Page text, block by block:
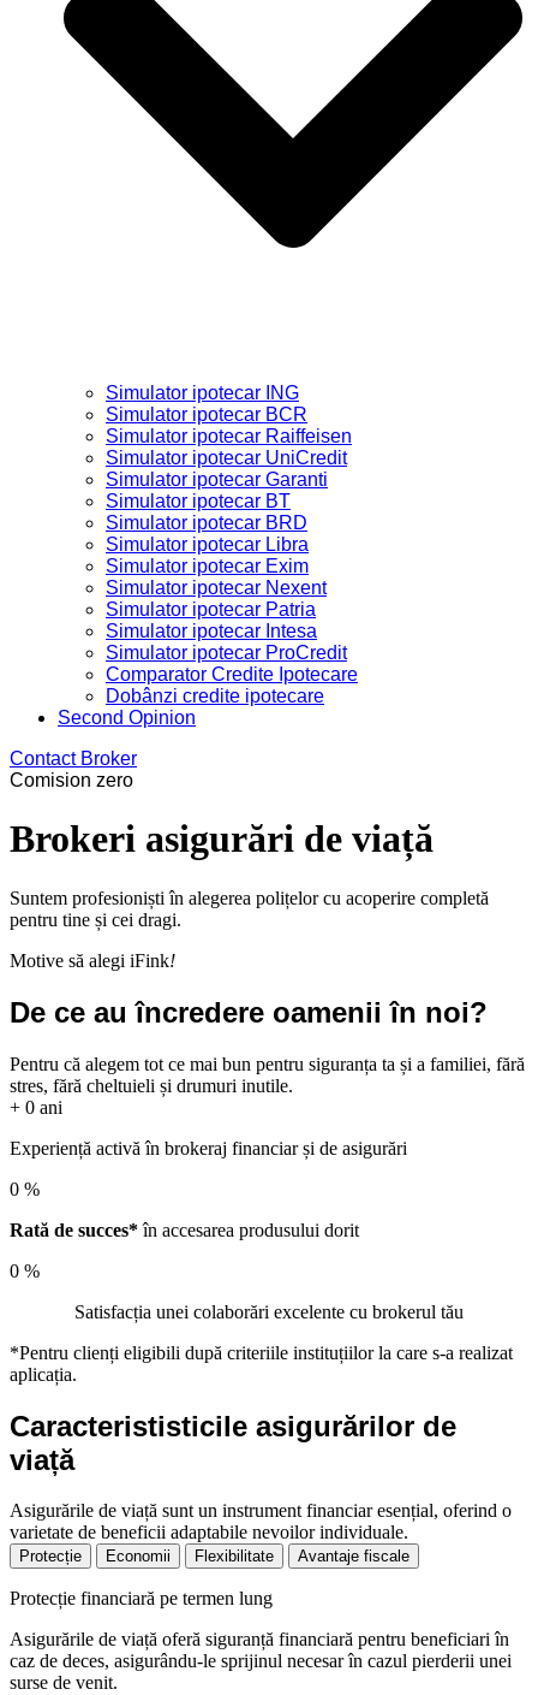
Simulator ipotecar ING
Simulator ipotecar BCR
Simulator ipotecar Raiffeisen
Simulator ipotecar UniCredit
Simulator ipotecar Garanti
Simulator ipotecar BT
Simulator ipotecar BRD
Simulator ipotecar Libra
Simulator ipotecar Exim
Simulator ipotecar Nexent
Simulator ipotecar Patria
Simulator ipotecar Intesa
Simulator ipotecar ProCredit
Comparator Credite Ipotecare
Dobânzi credite ipotecare
Second Opinion
Contact Broker
Comision zero
Brokeri asigurări de viață
Suntem profesioniști în alegerea polițelor cu acoperire completă
pentru tine și cei dragi.
Motive să alegi iFink!
De ce au încredere oamenii în noi?
Pentru că alegem tot ce mai bun pentru siguranța ta și a familiei, fără
stres, fără cheltuieli și drumuri inutile.
+ 0 ani
Experiență activă în brokeraj financiar și de asigurări
0 %
Rată de succes*în accesarea produsului dorit
0 %
Satisfacția unei colaborări excelente cu brokerul tău
*Pentru clienți eligibili după criteriile instituțiilor la care s-a realizat
aplicația.
Caracterististicile asigurărilor de
viață
Asigurările de viață sunt un instrument financiar esențial, oferind o
varietate de beneficii adaptabile nevoilor individuale.
Protecție Economii Flexibilitate Avantaje fiscale
Protecție financiară pe termen lung
Asigurările de viață oferă siguranță financiară pentru beneficiari în
caz de deces, asigurându-le sprijinul necesar în cazul pierderii unei
surse de venit.